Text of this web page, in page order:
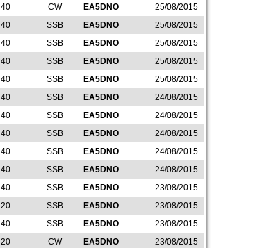
40 CW EA5DNO
25/08/2015
40 SSB EA5DNO
25/08/2015
40 SSB EA5DNO
25/08/2015
40 SSB EA5DNO
25/08/2015
40 SSB EA5DNO
25/08/2015
40 SSB EA5DNO
24/08/2015
40 SSB EA5DNO
24/08/2015
40 SSB EA5DNO
24/08/2015
40 SSB EA5DNO
24/08/2015
40 SSB EA5DNO
24/08/2015
40 SSB EA5DNO
23/08/2015
20 SSB EA5DNO
23/08/2015
40 SSB EA5DNO
23/08/2015
20 CW EA5DNO
23/08/2015